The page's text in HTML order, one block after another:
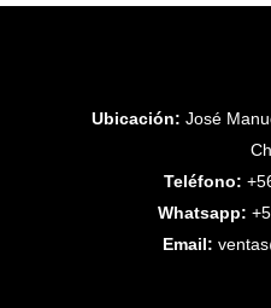
Ubicación: José
Teléfono:
Whatsapp:
Email: